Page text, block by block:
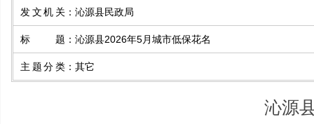
发文机关 ： 沁源县民政局
标题 ： 沁源县2026年5月城市低保花名
主题分类 ： 其它
沁源